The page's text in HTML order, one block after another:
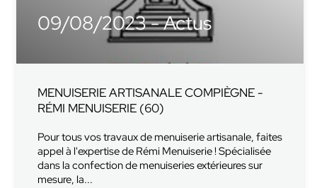
09/08/2023 - Actus
MENUISERIE ARTISANALE COMPIÈGNE -
RÉMI MENUISERIE (60)
Pour tous vos travaux de menuiserie artisanale, faites
appel à l'expertise de Rémi Menuiserie ! Spécialisée
dans la confection de menuiseries extérieures sur
mesure, la...